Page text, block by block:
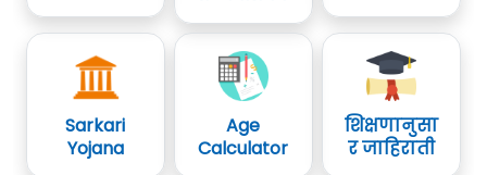
Sarkari
Yojana
Age
Calculator
शिक्षणानुसा
र जाहिराती